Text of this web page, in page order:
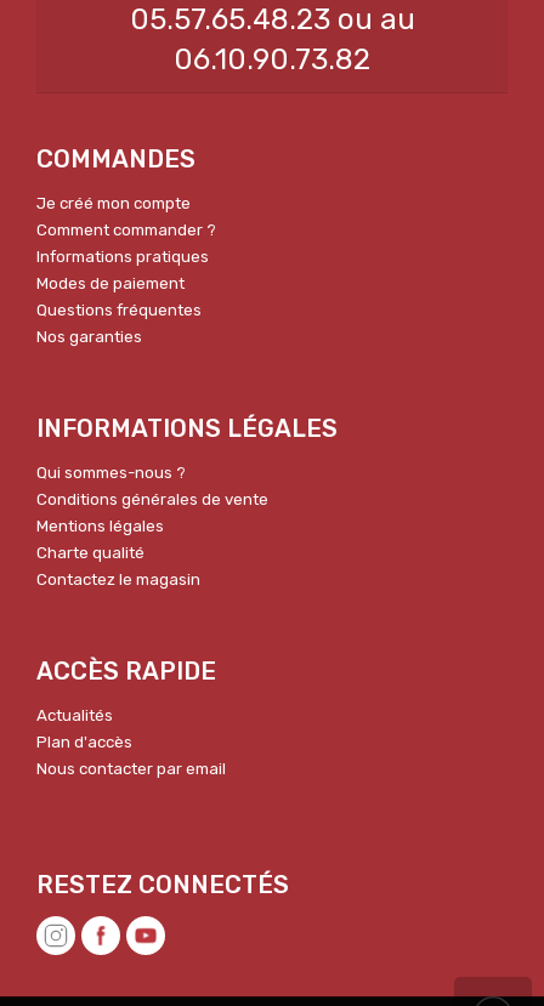
05.57.65.48.23 ou au
06.10.90.73.82
COMMANDES
Je créé mon compte
Comment commander ?
Informations pratiques
Modes de paiement
Questions fréquentes
Nos garanties
INFORMATIONS LÉGALES
Qui sommes-nous ?
Conditions générales de vente
Mentions légales
Charte qualité
Contactez le magasin
ACCÈS RAPIDE
Actualités
Plan d'accès
Nous contacter par email